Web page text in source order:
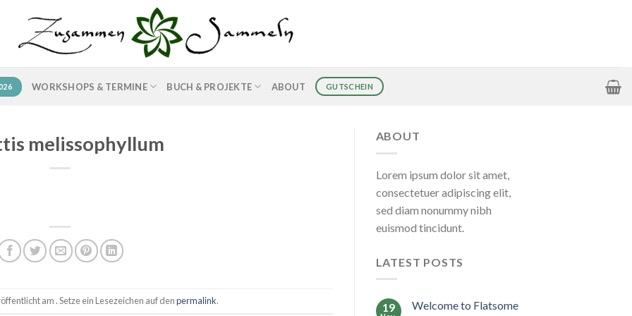
WORKSHOPS & TERMINE BUCH & PROJEKTE ABOUT GUTSCHEIN
melissophyllum
am . Setze ein Lesezeichen auf denpermalink.
ABOUT
Lorem ipsum dolor sit amet,
consectetuer adipiscing elit,
sed diam nonummy nibh
euismod tincidunt.
LATEST POSTS
19 Welcome to Flatsome